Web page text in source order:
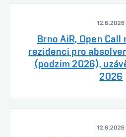
12.6.2026
Brno AiR, Open
rezidenci pro
(podzim 2026),
2026
12.6.2026